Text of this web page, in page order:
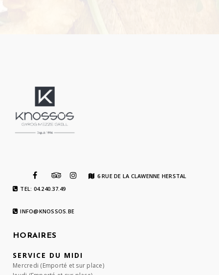
6 RUE DE LA CLAWENNE HERSTAL
TEL: 04.240.37.49
INFO@KNOSSOS.BE
HORAIRES
SERVICE DU MIDI
Mercredi (Emporté et sur place)